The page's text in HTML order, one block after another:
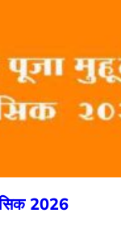
2026